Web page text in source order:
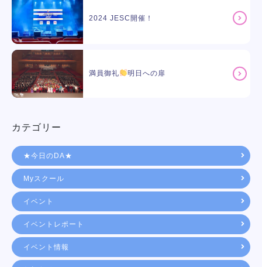
2024 JESC開催！
満員御礼 明日への扉
カテゴリー
★今日のDA★
Myスクール
イベント
イベントレポート
イベント情報